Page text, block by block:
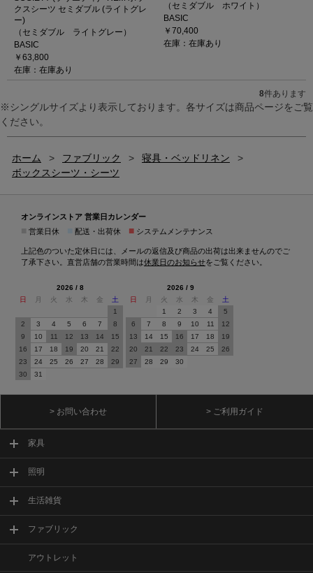
クスシーツ セミダブル (ライトグレ
ー)
（セミダブル ライトグレー）
BASIC
￥63,800
在庫：在庫あり
（セミダブル ホワイト）
BASIC
￥70,400
在庫：在庫あり
8件あります
※シングルサイズより表示しております。各サイズは商品ページをご覧
ください。
ホーム > ファブリック > 寝具・ベッドリネン
>
ボックスシーツ・シーツ
オンラインストア 営業日カレンダー
営業日休 配送・出荷休 ■ システムメンテナンス
上記色のついた定休日には、メールの返信及び商品の出荷は出来ませんのでご
了承下さい。直営店舗の営業時間は休業日のお知らせをご覧ください。
2026 / 8
日
月 火 水 木 金
土
1
2
3 4 5 6 7
8
9
10 11 12 13 14
15
16
17 18 19 20 21
22
23
24 25 26 27 28
29
30
31
2026 / 9
日
月 火 水 木 金
土
1
2 3 4
5
6
7 8 9 10 11
12
13
14 15 16 17 18
19
20
21 22 23 24 25
26
27
28 29 30
> お問い合わせ > ご利用ガイド
家具
照明
生活雑貨
ファブリック
アウトレット